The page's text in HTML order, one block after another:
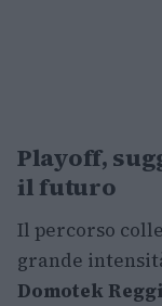
Playoff,
il futuro
Il percorso
grande
Domotek